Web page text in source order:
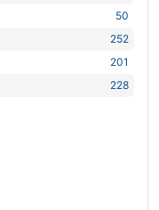
50
252
201
228